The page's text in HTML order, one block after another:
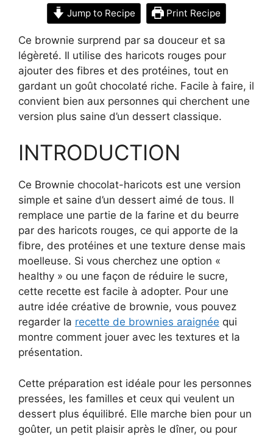
Jump to Recipe Print Recipe
Ce brownie surprend par sa douceur et sa
légèreté. Il utilise des haricots rouges pour
ajouter des fibres et des protéines, tout en
gardant un goût chocolaté riche. Facile à faire, il
convient bien aux personnes qui cherchent une
version plus saine d’un dessert classique.
INTRODUCTION
Ce Brownie chocolat-haricots est une version
simple et saine d’un dessert aimé de tous. Il
remplace une partie de la farine et du beurre
par des haricots rouges, ce qui apporte de la
fibre, des protéines et une texture dense mais
moelleuse. Si vous cherchez une option «
healthy » ou une façon de réduire le sucre,
cette recette est facile à adopter. Pour une
autre idée créative de brownie, vous pouvez
regarder la recette de brownies araignée qui
montre comment jouer avec les textures et la
présentation.
Cette préparation est idéale pour les personnes
pressées, les familles et ceux qui veulent un
dessert plus équilibré. Elle marche bien pour un
goûter, un petit plaisir après le dîner, ou pour